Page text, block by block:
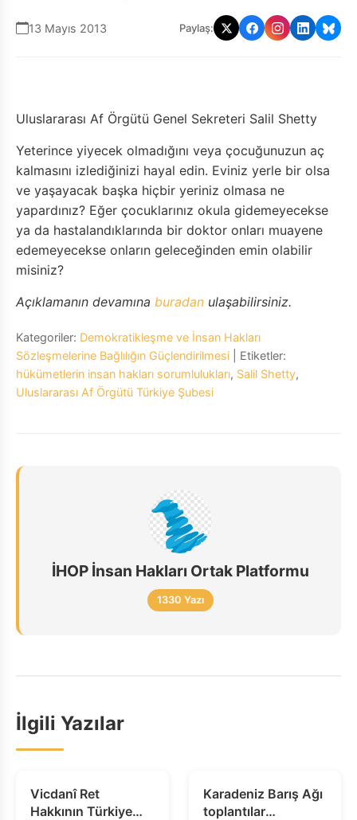
13 Mayıs 2013 Paylaş:
Uluslararası Af Örgütü Genel Sekreteri Salil Shetty
Yeterince yiyecek olmadığını veya çocuğunuzun aç
kalmasını izlediğinizi hayal edin. Eviniz yerle bir olsa
ve yaşayacak başka hiçbir yeriniz olmasa ne
yapardınız? Eğer çocuklarınız okula gidemeyecekse
ya da hastalandıklarında bir doktor onları muayene
edemeyecekse onların geleceğinden emin olabilir
misiniz?
Açıklamanın devamına buradan ulaşabilirsiniz.
Kategoriler: Demokratikleşme ve İnsan Hakları
Sözleşmelerine Bağlılığın Güçlendirilmesi | Etiketler:
hükümetlerin insan hakları sorumlulukları, Salil Shetty,
Uluslararası Af Örgütü Türkiye Şubesi
İHOP İnsan Hakları Ortak Platformu
1330 Yazı
İlgili Yazılar
Vicdanî Ret
Hakkının Türkiye
Karadeniz Barış Ağı
toplantılar